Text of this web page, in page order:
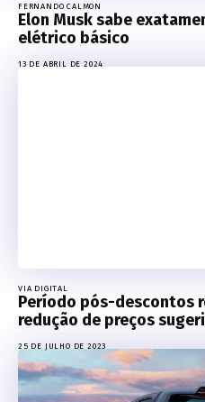
FERNANDO CALMON
Elon Musk sabe
elétrico básico
13 DE ABRIL DE 2024
VIA DIGITAL
Período pós-descontos
redução de preços
25 DE JULHO DE 2023